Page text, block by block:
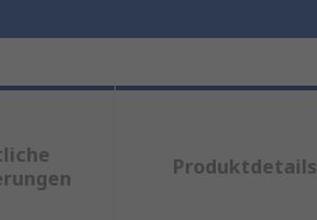
Produktdetails